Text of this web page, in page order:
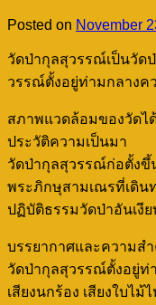
Posted on November
วัดป่ากุลสุวรรณ์เป็นวัด
วรรณ์ตั้งอยู่ท่ามกลางค
สภาพแวดล้อมของวัดไ
ประวัติความเป็นมา
วัดป่ากุลสุวรรณ์ก่อตั้งขึ้
พระภิกษุสามเณรที่เดิน
ปฏิบัติธรรมวัดป่าอันเงี
บรรยากาศและความส
วัดป่ากุลสุวรรณ์ตั้งอยู่ท่
เสียงนกร้อง เสียงใบไ